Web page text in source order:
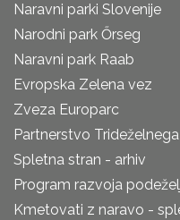
Naravni parki Slovenije
Narodni park Őrseg
Naravni park Raab
Evropska Zelena vez
Zveza Europarc
Partnerstvo
Spletna stran - arhiv
Program razvoja
Kmetovati z naravo -